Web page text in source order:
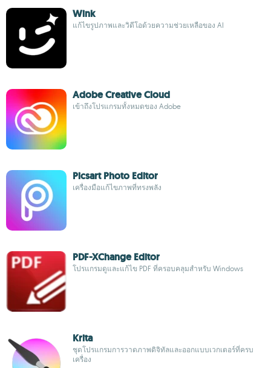
Wink
แก้ไขรูปภาพและวิดีโอด้วยความช่วยเหลือของ AI
Adobe Creative Cloud
เข้าถึงโปรแกรมทั้งหมดของ Adobe
Picsart Photo Editor
เครื่องมือแก้ไขภาพที่ทรงพลัง
PDF-XChange Editor
โปรแกรมดูและแก้ไข PDF ที่ครอบคลุมสำหรับ Windows
Krita
ชุดโปรแกรมการวาดภาพดิจิทัลและออกแบบเวกเตอร์ที่ครบ
เครื่อง